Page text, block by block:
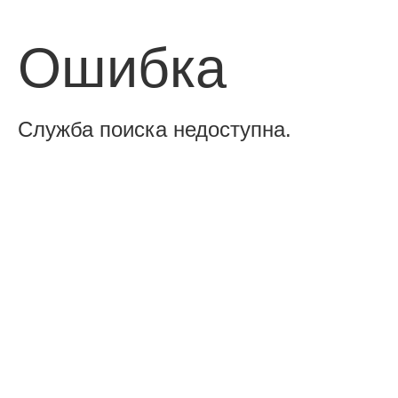
Ошибка
Служба поиска недоступна.